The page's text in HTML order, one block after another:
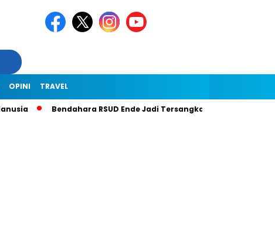
OPINI TRAVEL
Bendahara RSUD Ende Jadi Tersangka Dugaan Korupsi Rp1,9